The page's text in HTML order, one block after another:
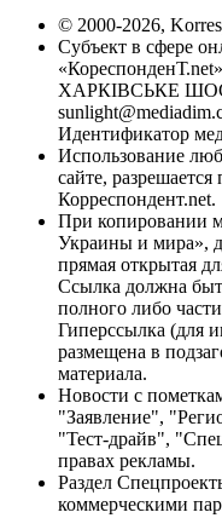
© 2000-2026,
Субъект в сфере
ХАРКІВСЬКЕ
Идентификатор
Использование
сайте,
Корреспондент.net.
При копировании
Украины и мира»,
прямая открытая
Ссылка должна
полного либо
Гиперссылка (для
размещена в
материала.
Новости с
"Заявление",
"Тест-драйв",
правах рекламы.
Раздел
коммерческими